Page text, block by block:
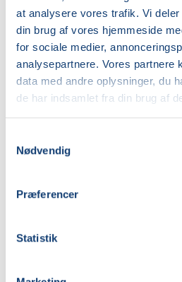
at analysere vores trafik. Vi
din brug af vores hjemmeside
for sociale medier,
analysepartnere. Vores partnere
data med andre oplysninger, du
de har indsamlet fra din brug af
Nødvendig
Præferencer
Statistik
Info
Nummer
262016
Første mødegang
tirsdag 27.10.2026, kl. 09.00 -
10mødegange
Fyrkroen, , 3250